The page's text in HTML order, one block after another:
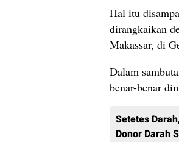
Hal itu
dirangkaikan
Makassar, di
Dalam
benar-benar
Setetes
Donor Darah